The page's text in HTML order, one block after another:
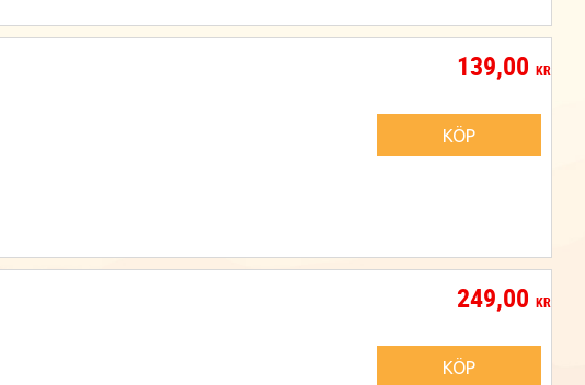
139,00 KR
KÖP
249,00 KR
KÖP